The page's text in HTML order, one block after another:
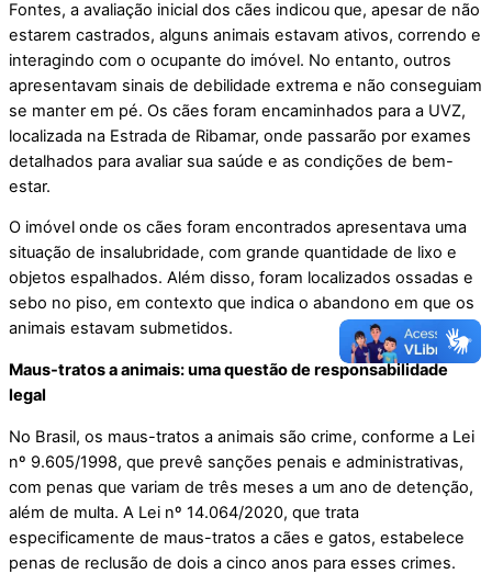
Fontes, a avaliação inicial dos cães indicou que, apesar de não
estarem castrados, alguns animais estavam ativos, correndo e
interagindo com o ocupante do imóvel. No entanto, outros
apresentavam sinais de debilidade extrema e não conseguiam
se manter em pé. Os cães foram encaminhados para a UVZ,
localizada na Estrada de Ribamar, onde passarão por exames
detalhados para avaliar sua saúde e as condições de bem-
estar.
O imóvel onde os cães foram encontrados apresentava uma
situação de insalubridade, com grande quantidade de lixo e
objetos espalhados. Além disso, foram localizados ossadas e
sebo no piso, em contexto que indica o abandono em que os
animais estavam submetidos.
Maus-tratos a animais: uma questão de responsabilidade
legal
No Brasil, os maus-tratos a animais são crime, conforme a Lei
nº 9.605/1998, que prevê sanções penais e administrativas,
com penas que variam de três meses a um ano de detenção,
além de multa. A Lei nº 14.064/2020, que trata
especificamente de maus-tratos a cães e gatos, estabelece
penas de reclusão de dois a cinco anos para esses crimes.